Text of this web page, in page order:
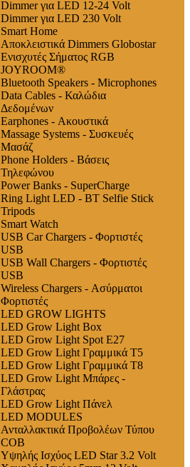
Dimmer για LED 12-24 Volt
Dimmer για LED 230 Volt
Smart Home
Αποκλειστικά Dimmers Globostar
Ενισχυτές Σήματος RGB
JOYROOM®
Bluetooth Speakers - Microphones
Data Cables - Καλώδια
Δεδομένων
Earphones - Ακουστικά
Massage Systems - Συσκευές
Μασάζ
Phone Holders - Βάσεις
Τηλεφώνου
Power Banks - SuperCharge
Ring Light LED - BT Selfie Stick
Tripods
Smart Watch
USB Car Chargers - Φορτιστές
USB
USB Wall Chargers - Φορτιστές
USB
Wireless Chargers - Ασύρματοι
Φορτιστές
LED GROW LIGHTS
LED Grow Light Box
LED Grow Light Spot E27
LED Grow Light Γραμμικά T5
LED Grow Light Γραμμικά T8
LED Grow Light Μπάρες -
Γλάστρας
LED Grow Light Πάνελ
LED MODULES
Ανταλλακτικά Προβολέων Τύπου
COB
Υψηλής Ισχύος LED Star 3.2 Volt